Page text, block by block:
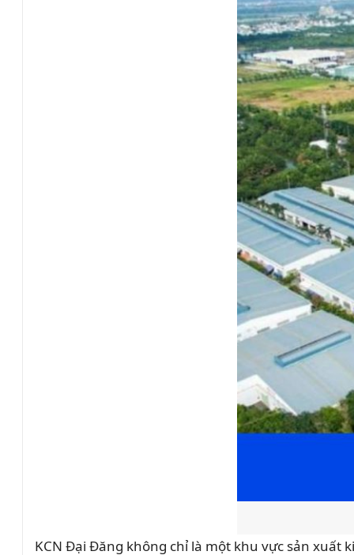
KCN Đại Đăng không chỉ là một khu vực sản xuất